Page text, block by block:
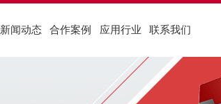
新闻动态 合作案例 应用行业 联系我们